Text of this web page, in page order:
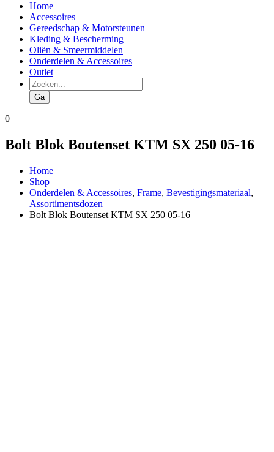
Home
Accessoires
Gereedschap & Motorsteunen
Kleding & Bescherming
Oliën & Smeermiddelen
Onderdelen & Accessoires
Outlet
Producten
zoeken
Ga
0
Bolt Blok Boutenset KTM SX 250 05-16
Home
Shop
Onderdelen & Accessoires, Frame, Bevestigingsmateriaal,
Assortimentsdozen
Bolt Blok Boutenset KTM SX 250 05-16